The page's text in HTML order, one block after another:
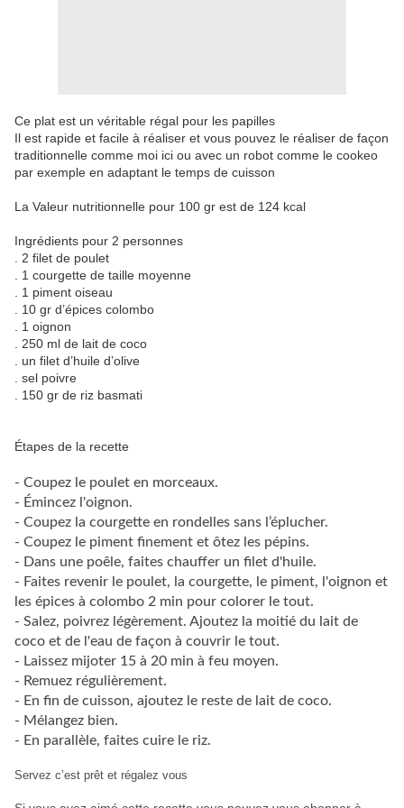
Ce plat est un véritable régal pour les papilles
Il est rapide et facile à réaliser et vous pouvez le réaliser de façon
traditionnelle comme moi ici ou avec un robot comme le cookeo
par exemple en adaptant le temps de cuisson
La Valeur nutritionnelle pour 100 gr est de 124 kcal
Ingrédients pour 2 personnes
. 2 filet de poulet
. 1 courgette de taille moyenne
. 1 piment oiseau
. 10 gr d’épices colombo
. 1 oignon
. 250 ml de lait de coco
. un filet d’huile d’olive
. sel poivre
. 150 gr de riz basmati
Étapes de la recette
- Coupez le poulet en morceaux.
- Émincez l'oignon.
- Coupez la courgette en rondelles sans l’éplucher.
- Coupez le piment finement et ôtez les pépins.
- Dans une poêle, faites chauffer un filet d'huile.
- Faites revenir le poulet, la courgette, le piment, l'oignon et
les épices à colombo 2 min pour colorer le tout.
- Salez, poivrez légèrement. Ajoutez la moitié du lait de
coco et de l'eau de façon à couvrir le tout.
- Laissez mijoter 15 à 20 min à feu moyen.
- Remuez régulièrement.
- En fin de cuisson, ajoutez le reste de lait de coco.
- Mélangez bien.
- En parallèle, faites cuire le riz.
Servez c’est prêt et régalez vous